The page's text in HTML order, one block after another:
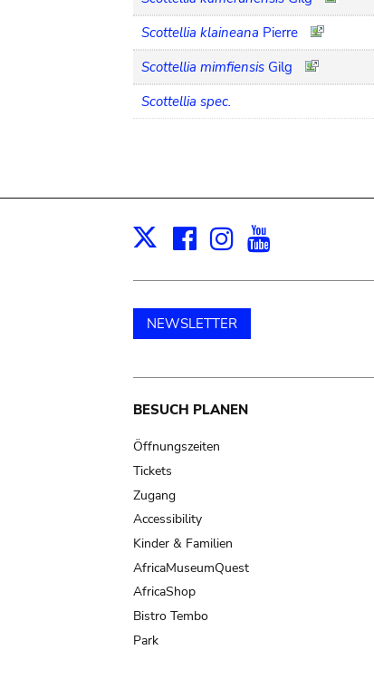
Scottellia klaineana Pierre
Scottellia mimfiensis Gilg
Scottellia spec.
X Facebook
Instagram
NEWSLETTER
Main
navigation
BESUCH PLANEN
Öffnungszeiten
Tickets
Zugang
Accessibility
Kinder & Familien
AfricaMuseumQuest
AfricaShop
Bistro Tembo
Park